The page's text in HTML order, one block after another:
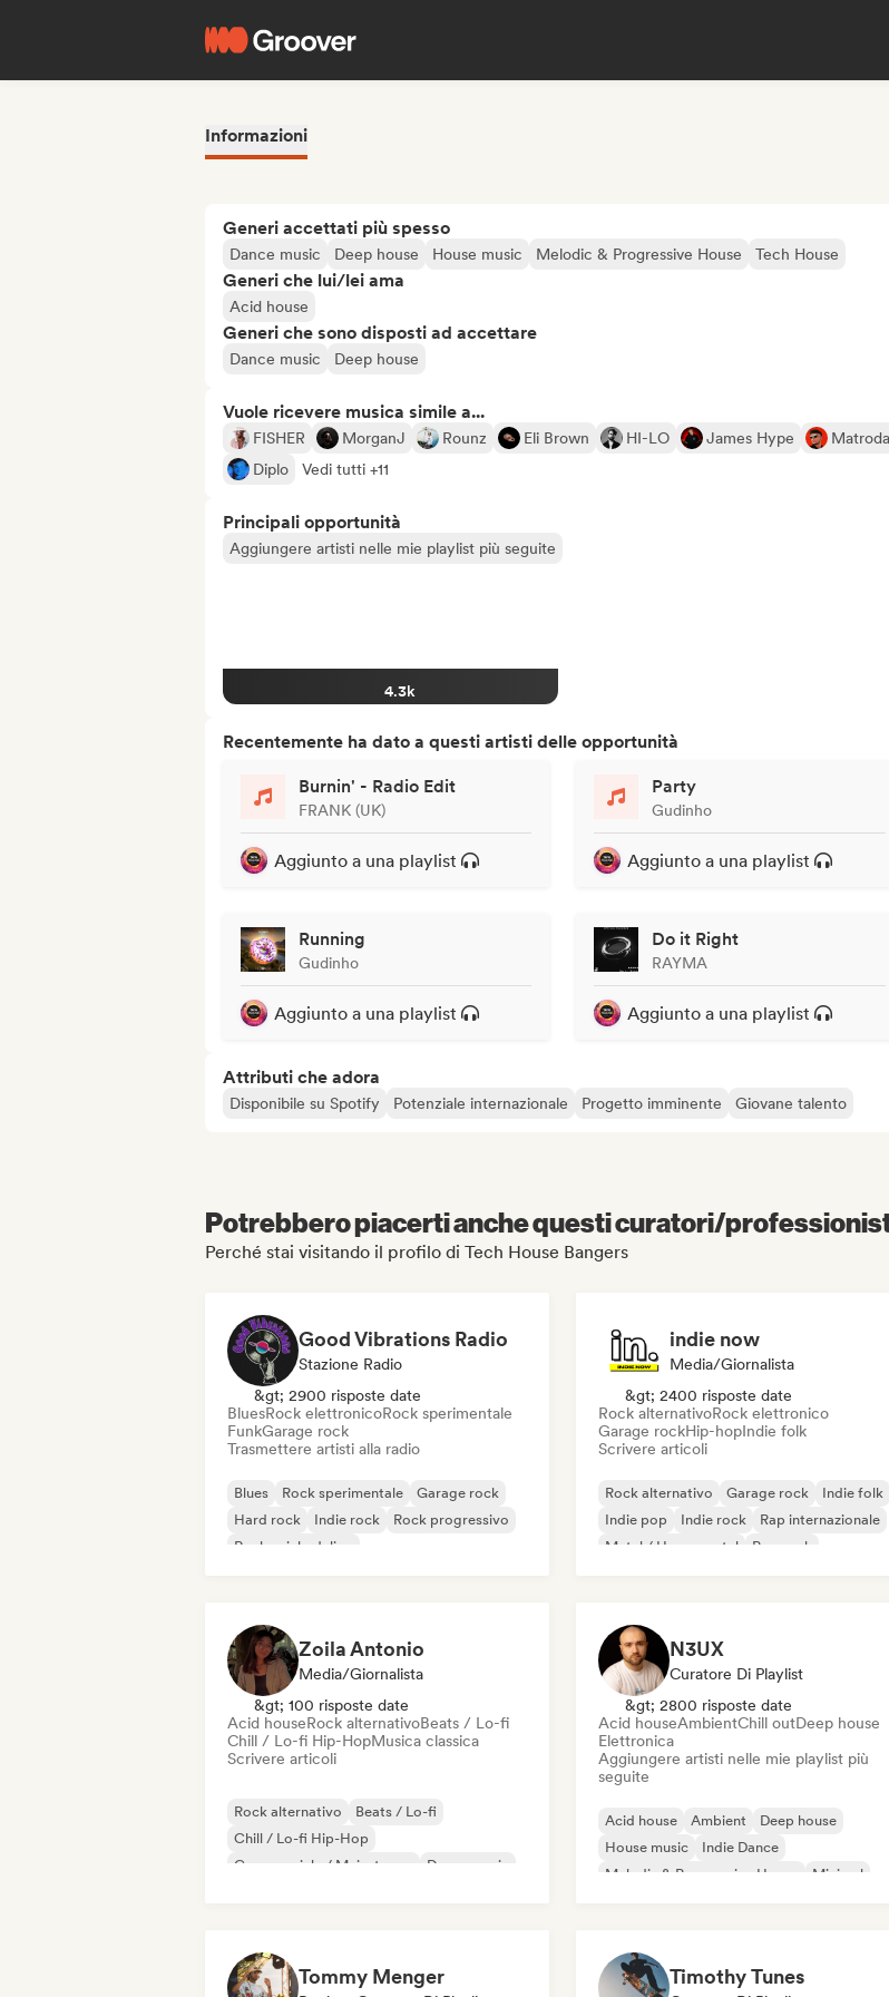
Informazioni
Generi accettati più spesso
Dance music Deep house House music Melodic & Progressive House Tech House
Generi che lui/lei ama
Acid house
Generi che sono disposti ad accettare
Dance music Deep house
Vuole ricevere musica simile a...
FISHER MorganJ Rounz Eli Brown HI-LO James Hype
Matroda
Diplo
Vedi tutti +11
Principali opportunità
Aggiungere artisti nelle mie playlist più seguite
4.3k
Recentemente ha dato a questi artisti delle opportunità
Burnin' - Radio Edit
FRANK (UK)
Aggiunto a una playlist
Party
Gudinho
Aggiunto a una playlist
Running
Gudinho
Aggiunto a una playlist
Do it Right
RAYMA
Aggiunto a una playlist
Attributi che adora
Disponibile su Spotify Potenziale internazionale Progetto imminente Giovane talento
Potrebbero piacerti anche questi curatori/
Perché stai visitando il profilo di Tech House Bangers
Good Vibrations Radio
Stazione Radio
&gt; 2900 risposte date
BluesRock elettronicoRock sperimentale
FunkGarage rock
Trasmettere artisti alla radio
Blues Rock sperimentale
Garage rock
Hard rock
Indie rock
Rock progressivo
Rock psichedelico
indie now
Media/Giornalista
&gt; 2400 risposte date
Rock alternativoRock elettronico
Garage rockHip-hopIndie folk
Scrivere articoli
Rock alternativo Garage rock
Indie folk
Indie pop
Indie rock
Rap internazionale
Metal / Heavy metal
Pop rock
Zoila Antonio
Media/Giornalista
&gt; 100 risposte date
Acid houseRock alternativoBeats / Lo-fi
Chill / Lo-fi Hip-HopMusica classica
Scrivere articoli
Rock alternativo
Beats / Lo-fi
Chill / Lo-fi Hip-Hop
Commerciale / Mainstream
Dance music
N3UX
Curatore Di Playlist
&gt; 2800 risposte date
Acid houseAmbientChill outDeep house
Elettronica
Aggiungere artisti nelle mie playlist più
seguite
Acid house Ambient
Deep house
House music
Indie Dance
Melodic & Progressive House
Minimal
Tommy Menger Timothy Tunes